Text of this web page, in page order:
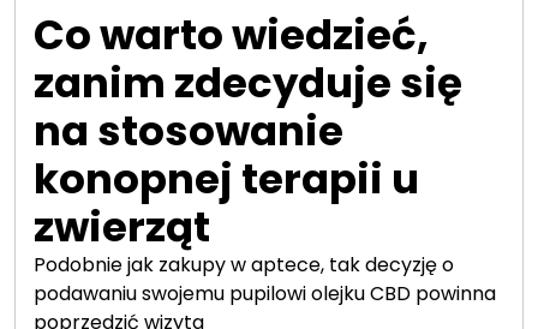
Co warto wiedzieć,
zanim zdecyduje się
na stosowanie
konopnej terapii u
zwierząt
Podobnie jak zakupy w aptece, tak decyzję o
podawaniu swojemu pupilowi olejku CBD powinna
poprzedzić wizyta